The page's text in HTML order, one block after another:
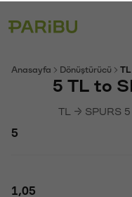
Anasayfa Dönüştürücü
5 TL to
TL → SPURS 5